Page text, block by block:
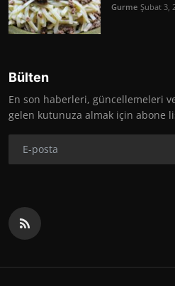
Gurme Şubat 3,
Bülten
En son haberleri, güncellemeleri
gelen kutunuza almak için abone